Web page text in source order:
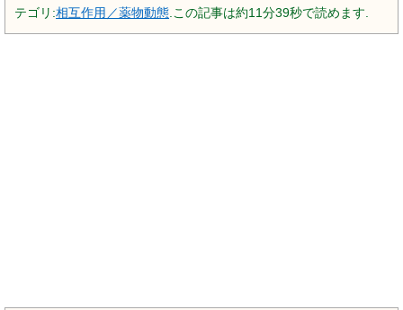
テゴリ:相互作用／薬物動態 .この記事は約11分39秒で読めます.